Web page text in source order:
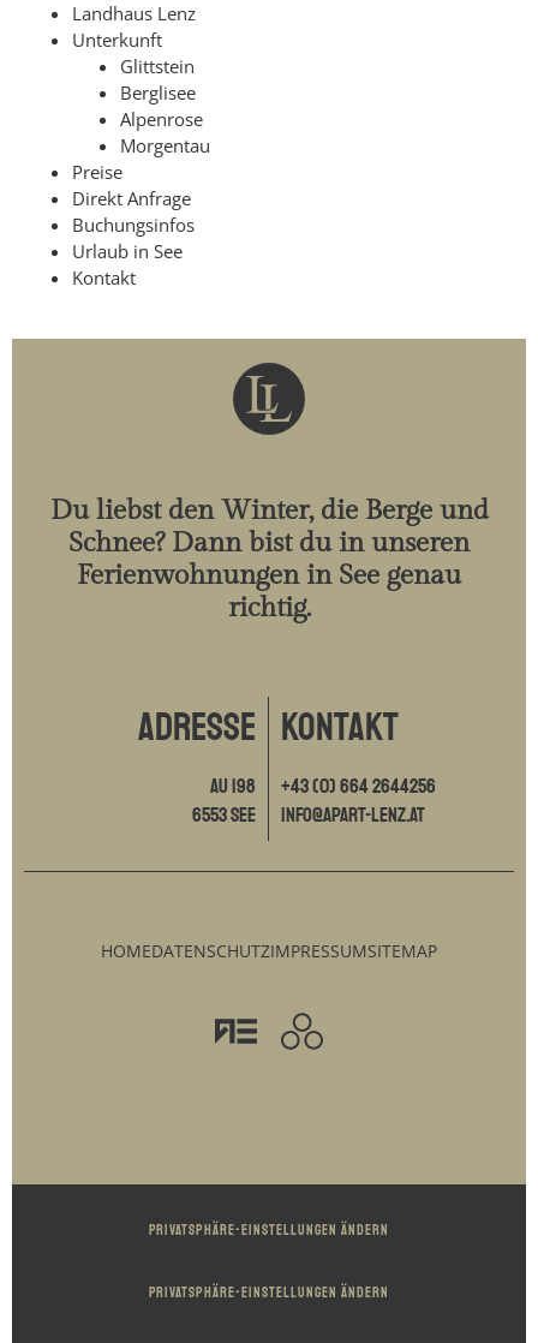
Landhaus Lenz
Unterkunft
Glittstein
Berglisee
Alpenrose
Morgentau
Preise
Direkt Anfrage
Buchungsinfos
Urlaub in See
Kontakt
Du liebst den Winter, die Berge und
Schnee? Dann bist du in unseren
Ferienwohnungen in See genau
richtig.
ADRESSE
Au 198
6553 See
Kontakt
+43 (0) 664 2644256
info@apart-lenz.at
HOMEDATENSCHUTZIMPRESSUMSITEMAP
Privatsphäre-Einstellungen ändern
Privatsphäre-Einstellungen ändern